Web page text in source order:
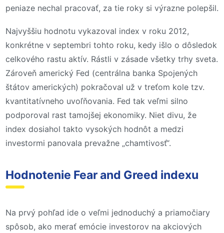
peniaze nechal pracovať, za tie roky si výrazne polepšil.
Najvyššiu hodnotu vykazoval index v roku 2012,
konkrétne v septembri tohto roku, kedy išlo o dôsledok
celkového rastu aktív. Rástli v zásade všetky trhy sveta.
Zároveň americký Fed (centrálna banka Spojených
štátov amerických) pokračoval už v treťom kole tzv.
kvantitatívneho uvoľňovania. Fed tak veľmi silno
podporoval rast tamojšej ekonomiky. Niet divu, že
index dosiahol takto vysokých hodnôt a medzi
investormi panovala prevažne „chamtivosť“.
Hodnotenie Fear and Greed indexu
Na prvý pohľad ide o veľmi jednoduchý a priamočiary
spôsob, ako merať emócie investorov na akciových